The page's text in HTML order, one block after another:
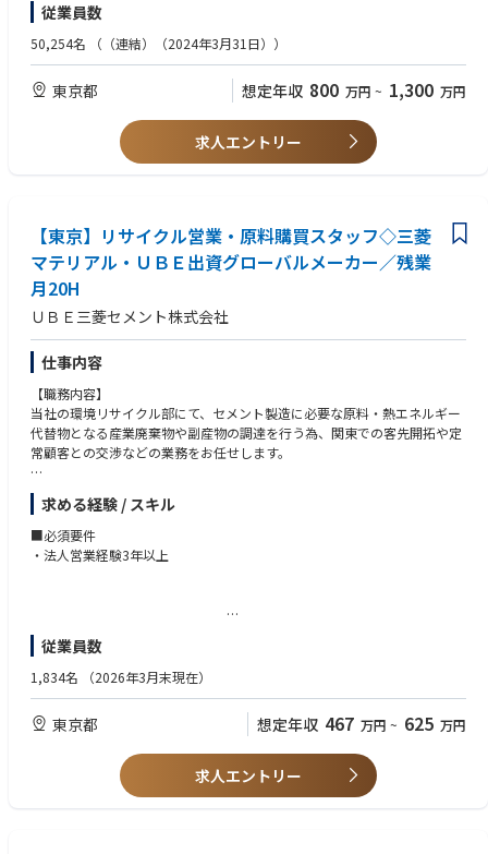
■業務の面白み・魅力
国内外問わず、顧客や代理店、海外販社等とのやり取りが多く、会社を代
表して責任感をもった対応を行う役割となります。社外関係者とのやり取
りによる情報収集で視野が広くなる事に加え、引合いから代金回収までの
一連の社内業務に関ることでSCMに幅広く関り会社の仕組みを理解し貢献
おり、今後一層の成長が期待できるビジネスをになう部署となります。
造に貢献する組織であること
■所属のミッション・業務
人材育成および役員・部長クラスとの調整をリードし顧客対応の方針を定
めて所属員とともに遂行していく
■歓迎条件
・HDDの営業経験
■求める人物像
・高いコミュニケーション力：マネジメント層や職場メンバー、拠点メン
バーと信頼関係を築き円滑に業務を進められる
・リーダーシップ力：自分自身で旗を振り、関係者を巻き込んでプロジェ
■必要言語・レベル
TOEIC700点程度
従業員数
50,254名 （（連結）（2024年3月31日））
東京都 想定年収 800 万円 ~ 1,300 万円
求人エントリー
【東京】リサイクル営業・原料購買スタッフ◇三菱
マテリアル・ＵＢＥ出資グローバルメーカー／残業
月20H
ＵＢＥ三菱セメント株式会社
仕事内容
【職務内容】
当社の環境リサイクル部にて、セメント製造に必要な原料・熱エネルギー
代替物となる産業廃棄物や副産物の調達を行う為、関東での客先開拓や定
常顧客との交渉などの業務をお任せします。
入社直後は、セメント製造工程の理解、新規客先訪問・工場への検討依
頼、文書作成や、定常顧客との関係性構築などを行っていただきます。早
い段階で、主担当者として処理費や購入価格交渉に携わることを期待して
います。
規開拓、原料の購買、または工場業務課/物流課で原料の購買・受入管理
【当ポジションの魅力】
廃棄物を排出、または原料を供給する各種産業（電力、鉄鋼等）との接点
になる部署であり、社外の人々と接する機会が多いため、他業界の理解や
動向等、知見を広げることができる。
部長・室長2名・管理職5名・基幹職1名
求める経験 / スキル
■必須要件
・法人営業経験3年以上
・普通自動車免許
・将来的に東京、名古屋、大阪、北九州で勤務可能なこと（入社後3年程
度は転勤なし）
■歓迎要件
・廃棄物処理の知識・実務経験がある方
・エクセル等でデータ解析が出来る方
・法学部系出身で契約書が読み込みができる方
・理系出身（化学、地質、資源等）の方
従業員数
1,834名 （2026年3月末現在）
東京都 想定年収 467 万円 ~ 625 万円
求人エントリー